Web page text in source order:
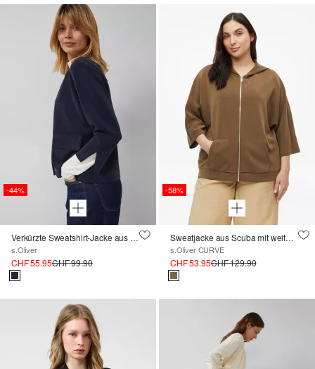
-44%
Verkürzte Sweatshirt-Jacke aus Scuba
s.Oliver
CHF 55.95CHF 99.90
-58%
Sweatjacke aus Scuba mit weitem 3/4-Arm
s.Oliver CURVE
CHF 53.95CHF 129.90